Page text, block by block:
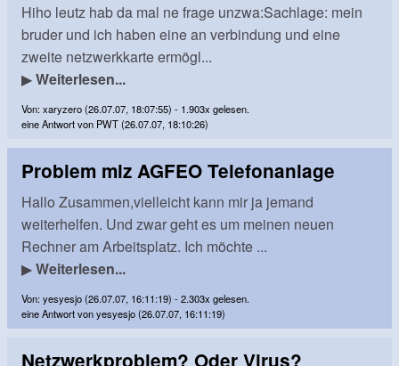
Hiho leutz hab da mal ne frage unzwa:Sachlage: mein
bruder und ich haben eine an verbindung und eine
zweite netzwerkkarte ermögl...
▶Weiterlesen...
Von: xaryzero (26.07.07, 18:07:55) - 1.903x gelesen.
eine Antwort von PWT (26.07.07, 18:10:26)
Problem miz AGFEO Telefonanlage
Hallo Zusammen,vielleicht kann mir ja jemand
weiterhelfen. Und zwar geht es um meinen neuen
Rechner am Arbeitsplatz. Ich möchte ...
▶Weiterlesen...
Von: yesyesjo (26.07.07, 16:11:19) - 2.303x gelesen.
eine Antwort von yesyesjo (26.07.07, 16:11:19)
Netzwerkproblem? Oder Virus?